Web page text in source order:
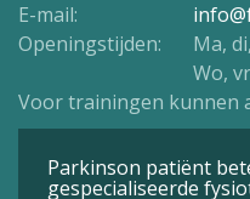
E-mail:
Openingstijden:
Ma,
Wo,
Voor trainingen kunnen
Parkinson patiënt
gespecialiseerde